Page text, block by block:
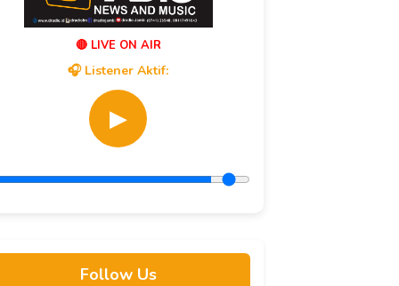
🔴 LIVE ON AIR
🎧 Listener Aktif:
▶
Follow Us